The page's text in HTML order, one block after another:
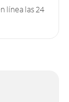
línea las 24